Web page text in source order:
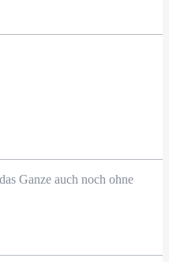
Ganze auch noch ohne